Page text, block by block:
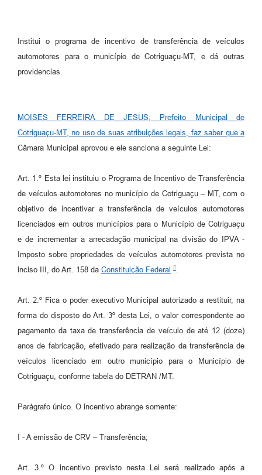
Serviços Online
Telefones Úteis
Agenda
SIC
Diário Oficial
Contato
Institui o programa de incentivo de transferência de veículos
automotores para o município de Cotriguaçu-MT, e dá outras
providencias.
MOISES FERREIRA DE JESUS, Prefeito Municipal de
Cotriguaçu-MT, no uso de suas atribuições legais, faz saber que a
Câmara Municipal aprovou e ele sanciona a seguinte Lei:
Art. 1.º Esta lei instituiu o Programa de Incentivo de Transferência
de veículos automotores no município de Cotriguaçu – MT, com o
objetivo de incentivar a transferência de veículos automotores
licenciados em outros municípios para o Município de Cotriguaçu
e de incrementar a arrecadação municipal na divisão do IPVA -
Imposto sobre propriedades de veículos automotores prevista no
inciso III, do Art. 158 da Constituição Federal .
Art. 2.º Fica o poder executivo Municipal autorizado a restituir, na
forma do disposto do Art. 3º desta Lei, o valor correspondente ao
pagamento da taxa de transferência de veículo de até 12 (doze)
anos de fabricação, efetivado para realização da transferência de
veículos licenciado em outro município para o Município de
Cotriguaçu, conforme tabela do DETRAN /MT.
Parágrafo único. O incentivo abrange somente:
I - A emissão de CRV – Transferência;
Art. 3.º O incentivo previsto nesta Lei será realizado após a